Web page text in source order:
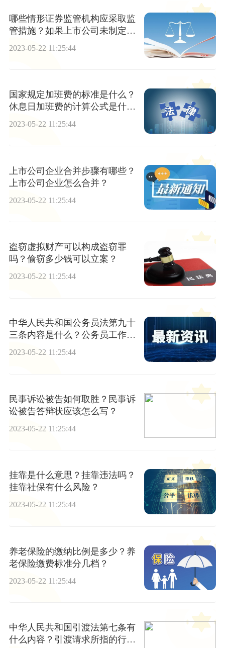
哪些情形证券监管机构应采取监
管措施？如果上市公司未制定现
2023-05-22 11:25:44
国家规定加班费的标准是什么？
休息日加班费的计算公式是什
么？
2023-05-22 11:25:44
上市公司企业合并步骤有哪些？
上市公司企业怎么合并？
2023-05-22 11:25:44
盗窃虚拟财产可以构成盗窃罪
吗？偷窃多少钱可以立案？
2023-05-22 11:25:44
中华人民共和国公务员法第九十
三条内容是什么？公务员工作年
限要多久才能退休？
2023-05-22 11:25:44
民事诉讼被告如何取胜？民事诉
讼被告答辩状应该怎么写？
2023-05-22 11:25:44
挂靠是什么意思？挂靠违法吗？
挂靠社保有什么风险？
2023-05-22 11:25:44
养老保险的缴纳比例是多少？养
老保险缴费标准分几档？
2023-05-22 11:25:44
中华人民共和国引渡法第七条有
什么内容？引渡请求所指的行为